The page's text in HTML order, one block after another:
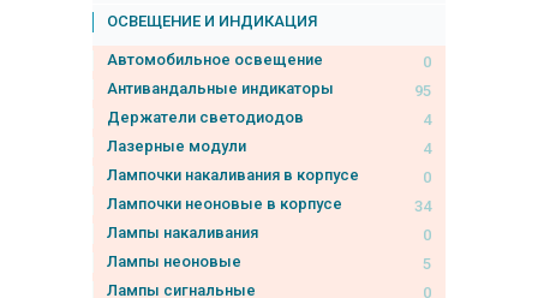
ОСВЕЩЕНИЕ И ИНДИКАЦИЯ
Автомобильное освещение
0
Антивандальные индикаторы
95
Держатели светодиодов
4
Лазерные модули
4
Лампочки накаливания в корпусе
0
Лампочки неоновые в корпусе
34
Лампы накаливания
0
Лампы неоновые
5
Лампы сигнальные
0